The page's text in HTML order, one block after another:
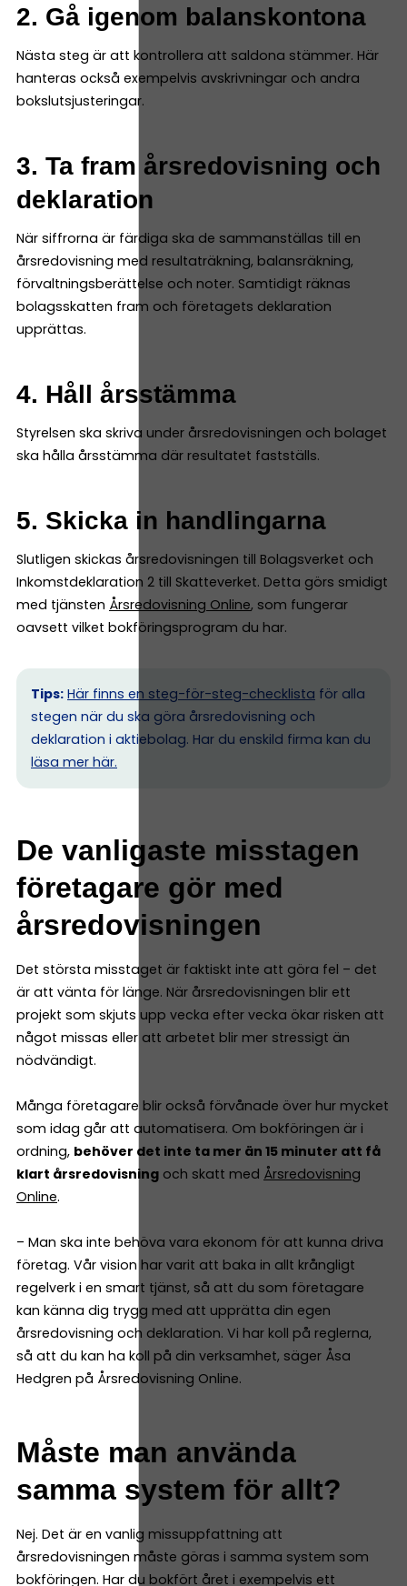
2. Gå igenom balanskontona
Nästa steg är att kontrollera att saldona stämmer. Här
hanteras också exempelvis avskrivningar och andra
bokslutsjusteringar.
3. Ta fram årsredovisning och
deklaration
När siffrorna är färdiga ska de sammanställas till en
årsredovisning med resultaträkning, balansräkning,
förvaltningsberättelse och noter. Samtidigt räknas
bolagsskatten fram och företagets deklaration
upprättas.
4. Håll årsstämma
Styrelsen ska skriva under årsredovisningen och bolaget
ska hålla årsstämma där resultatet fastställs.
5. Skicka in handlingarna
Slutligen skickas årsredovisningen till Bolagsverket och
Inkomstdeklaration 2 till Skatteverket. Detta görs smidigt
med tjänsten Årsredovisning Online, som fungerar
oavsett vilket bokföringsprogram du har.
Tips: Här finns en steg-för-steg-checklista för alla
stegen när du ska göra årsredovisning och
deklaration i aktiebolag. Har du enskild firma kan du
läsa mer här.
De vanligaste misstagen
företagare gör med
årsredovisningen
Det största misstaget är faktiskt inte att göra fel – det
är att vänta för länge. När årsredovisningen blir ett
projekt som skjuts upp vecka efter vecka ökar risken att
något missas eller att arbetet blir mer stressigt än
nödvändigt.
Många företagare blir också förvånade över hur mycket
som idag går att automatisera. Om bokföringen är i
ordning, behöver det inte ta mer än 15 minuter att få
klart årsredovisning och skatt med Årsredovisning
Online.
– Man ska inte behöva vara ekonom för att kunna driva
företag. Vår vision har varit att baka in allt krångligt
regelverk i en smart tjänst, så att du som företagare
kan känna dig trygg med att upprätta din egen
årsredovisning och deklaration. Vi har koll på reglerna,
så att du kan ha koll på din verksamhet, säger Åsa
Hedgren på Årsredovisning Online.
Måste man använda
samma system för allt?
Nej. Det är en vanlig missuppfattning att
årsredovisningen måste göras i samma system som
bokföringen. Har du bokfört året i exempelvis ett